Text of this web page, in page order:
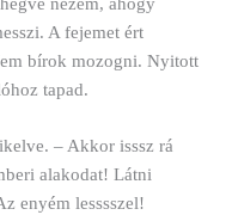
A fejemet ért
bírok mozogni. Nyitott
tapad.
– Akkor isssz rá
alakodat! Látni
enyém lesssszel!